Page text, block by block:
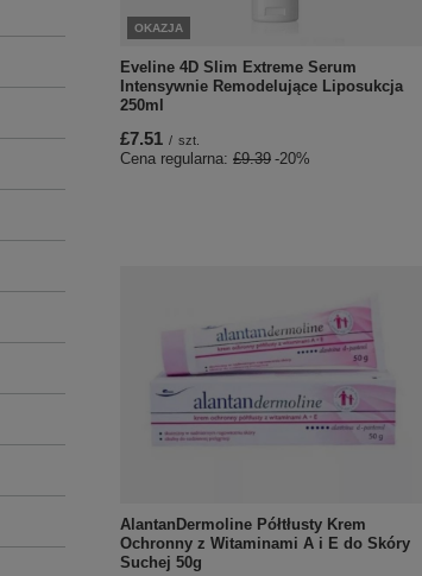
OKAZJA
Eveline 4D Slim Extreme Serum
Intensywnie Remodelujące Liposukcja
250ml
£7.51 / szt.
Cena regularna: £9.39 -20%
AlantanDermoline Półtłusty Krem
Ochronny z Witaminami A i E do Skóry
Suchej 50g